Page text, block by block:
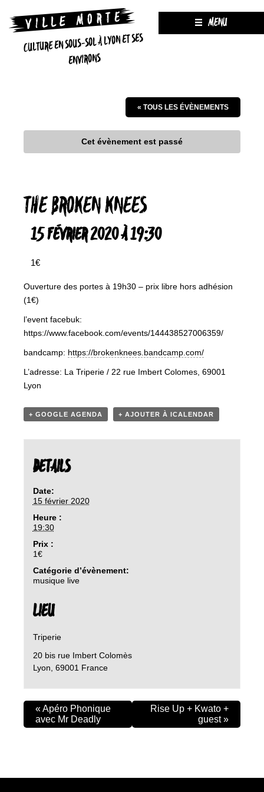
CULTURE EN SOUS-SOL À LYON ET SES
ENVIRONS
MENU
« TOUS LES ÉVÈNEMENTS
Cet évènement est passé
THE BROKEN KNEES
15 FÉVRIER 2020 À 19:30
1€
Ouverture des portes à 19h30 – prix libre hors adhésion
(1€)
l’event facebuk:
https://www.facebook.com/events/144438527006359/
bandcamp: https://brokenknees.bandcamp.com/
L’adresse: La Triperie / 22 rue Imbert Colomes, 69001
Lyon
+ GOOGLE AGENDA + AJOUTER À ICALENDAR
DETAILS
Date:
15 février 2020
Heure :
19:30
Prix :
1€
Catégorie d’évènement:
musique live
LIEU
Triperie
20 bis rue Imbert Colomès
Lyon 69001 France
«Apéro Phonique
avec Mr Deadly
Rise Up + Kwato +
guest»